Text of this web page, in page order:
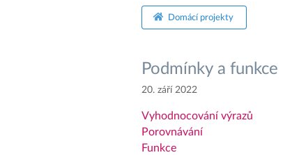
Domácí projekty
Podmínky a funkce
20. září 2022
Vyhodnocování výrazů
Porovnávání
Funkce